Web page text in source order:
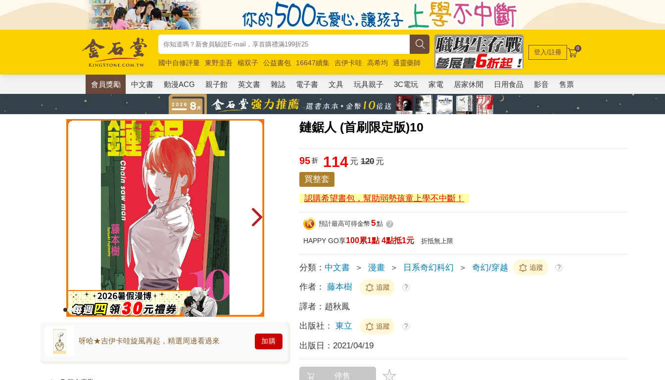
國中自修評量 東野圭吾 楊双子 公益書包 16647續集 吉伊卡哇 高希均
通靈藥師
唯紅花綻放
奧德賽 路邊攤新作 馬斯克 玩具總動員5 超慢跑
登入/註冊 0
會員獎勵 中文書 動漫ACG 親子館 英文書 雜誌 電子書 文具 玩具親子 3C電玩 家電 居家休閒 日用食品 影音 售票
鏈鋸人 (首刷限定版)10
呀哈★吉伊卡哇旋風再起，精選周邊看過來 加購
95 折 114 元 120元
買整套
認購希望書包，幫助弱勢孩童上學不中斷！
預計最高可得金幣 5點 ?
HAPPY GO享100累1點 4點抵1元 折抵無上限
分類： 中文書 ＞ 漫畫 ＞ 日系奇幻科幻 ＞ 奇幻/穿越 追蹤 ?
作者： 藤本樹 追蹤 ?
譯者： 趙秋鳳
出版社： 東立 追蹤 ?
出版日： 2021/04/19
停售